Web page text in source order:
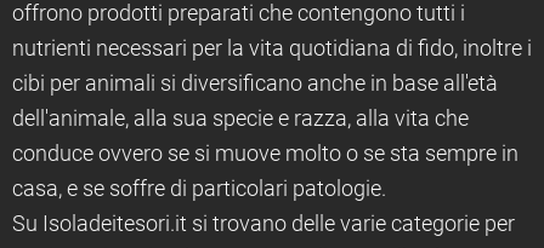
offrono prodotti preparati che contengono tutti i
nutrienti necessari per la vita quotidiana di fido, inoltre i
cibi per animali si diversificano anche in base all'età
dell'animale, alla sua specie e razza, alla vita che
conduce ovvero se si muove molto o se sta sempre in
casa, e se soffre di particolari patologie.
Su Isoladeitesori.it si trovano delle varie categorie per